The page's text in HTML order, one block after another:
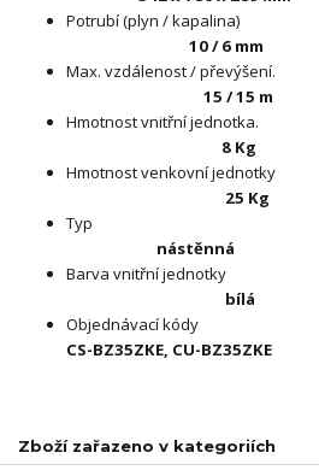
Potrubí (plyn
10 / 6 mm
Max.
15 / 15 m
Hmotnost
8 Kg
Hmotnost
25 Kg
nástěnná
Barva
bílá
CS-BZ35ZKE, CU-BZ35ZKE
Zboží zařazeno v kategoriích